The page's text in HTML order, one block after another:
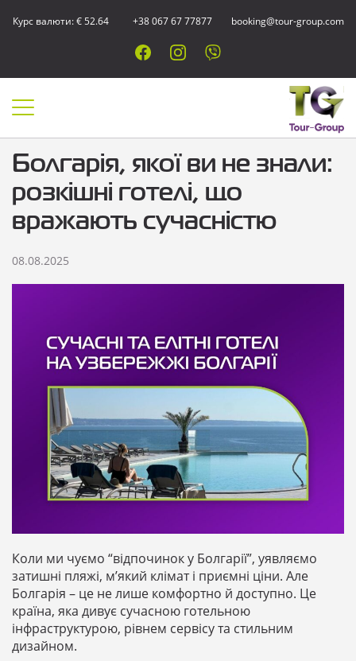
Курс валюти: € 52.64 +38 067 67 77877 booking@tour-group.com
Болгарія, якої ви не знали:
розкішні готелі, що
вражають сучасністю
08.08.2025
Коли ми чуємо “відпочинок у Болгарії”, уявляємо
затишні пляжі, м’який клімат і приємні ціни. Але
Болгарія – це не лише комфортно й доступно. Це
країна, яка дивує сучасною готельною
інфраструктурою, рівнем сервісу та стильним
дизайном.